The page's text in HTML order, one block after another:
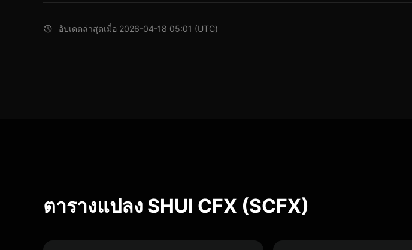
อัปเดตล่าสุดเมื่อ 2026-04-18 05:01 (UTC)
ตารางแปลง SHUI CFX (SCFX)